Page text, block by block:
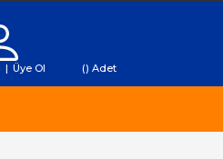
| Üye Ol () Adet